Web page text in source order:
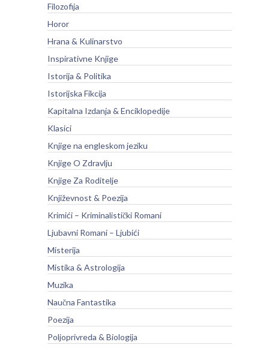
Filozofija
Horor
Hrana & Kulinarstvo
Inspirativne Knjige
Istorija & Politika
Istorijska Fikcija
Kapitalna Izdanja & Enciklopedije
Klasici
Knjige na engleskom jeziku
Knjige O Zdravlju
Knjige Za Roditelje
Književnost & Poezija
Krimići – Kriminalistički Romani
Ljubavni Romani – Ljubići
Misterija
Mistika & Astrologija
Muzika
Naučna Fantastika
Poezija
Poljoprivreda & Biologija